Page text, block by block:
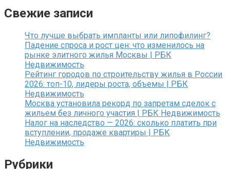
Свежие записи
Что лучше выбрать импланты или липофилинг?
Падение спроса и рост цен: что изменилось на
рынке элитного жилья Москвы | РБК
Недвижимость
Рейтинг городов по строительству жилья в России
2026: топ-10, лидеры роста, объемы | РБК
Недвижимость
Москва установила рекорд по запретам сделок с
жильем без личного участия | РБК Недвижимость
Налог на наследство — 2026: сколько платить при
вступлении, продаже квартиры | РБК
Недвижимость
Рубрики